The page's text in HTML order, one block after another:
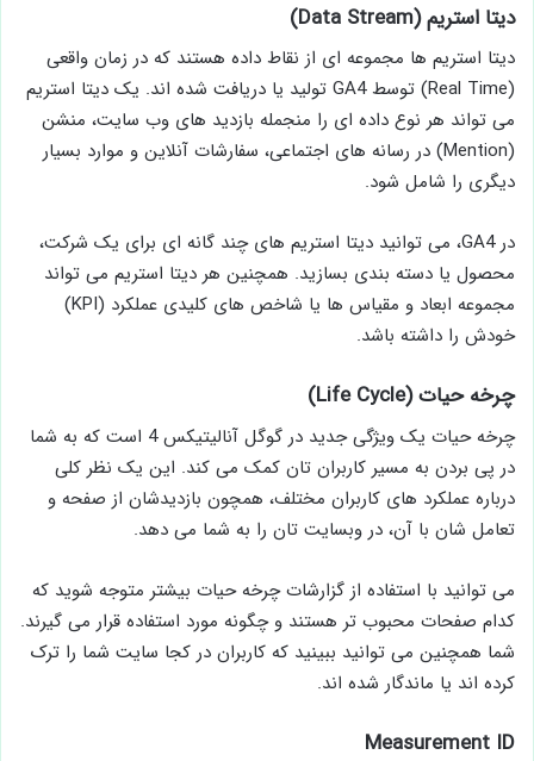
دیتا استریم (Data Stream)
دیتا استریم ­ها مجموعه ­ای از نقاط داده هستند که در زمان واقعی
(Real Time) توسط GA4 تولید یا دریافت شده ­اند. یک دیتا استریم
می ­تواند هر نوع داده ­ای را من­جمله بازدید های وب سایت، منشن
(Mention) در رسانه ­های اجتماعی، سفارشات آنلاین و موارد بسیار
دیگری را شامل شود.
در GA4، می ­توانید دیتا استریم ­های چند گانه ­ای برای یک شرکت،
محصول یا دسته ­بندی بسازید. همچنین هر دیتا استریم می ­تواند
مجموعه ابعاد و مقیاس ­ها یا شاخص ­های کلیدی عملکرد (KPI)
خودش را داشته باشد.
چرخه حیات (Life Cycle)
چرخه حیات یک ویژگی جدید در گوگل آنالیتیکس 4 است که به شما
در پی ­بردن به مسیر کاربران تان کمک می­ کند. این یک نظر کلی
درباره عملکرد های کاربران مختلف، همچون بازدیدشان از صفحه و
تعامل شان با آن، در وبسایت تان را به شما می ­دهد.
می­ توانید با استفاده از گزارشات چرخه حیات بیشتر متوجه شوید که
کدام صفحات محبوب ­تر هستند و چگونه مورد استفاده قرار می­ گیرند.
شما همچنین می ­توانید ببینید که کاربران در کجا سایت شما را ترک
کرده ­اند یا ماندگار شده اند.
Measurement ID